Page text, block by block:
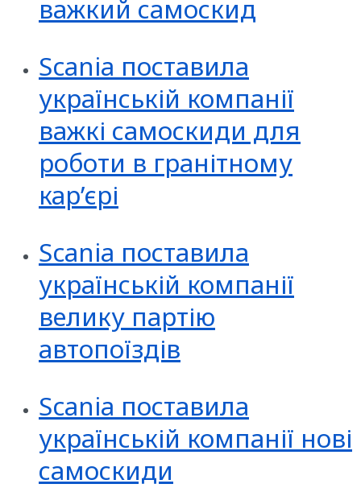
важкий самоскид
Scania поставила
українській компанії
важкі самоскиди для
роботи в гранітному
кар’єрі
Scania поставила
українській компанії
велику партію
автопоїздів
Scania поставила
українській компанії нові
самоскиди